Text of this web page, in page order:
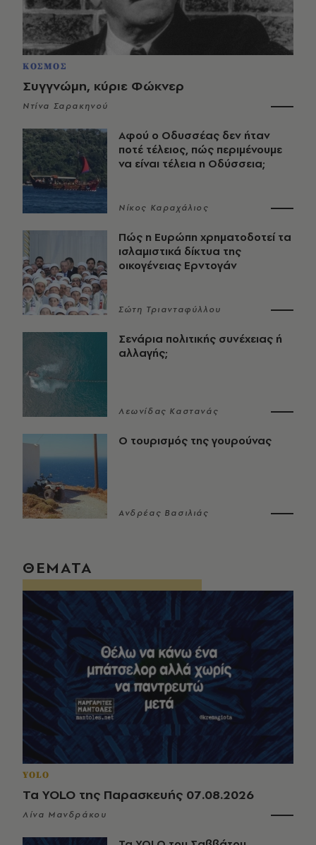
ΚΟΣΜΟΣ
Συγγνώμη, κύριε Φώκνερ
Ντίνα Σαρακηνού
Αφού ο Οδυσσέας δεν ήταν
ποτέ τέλειος, πώς περιμένουμε
να είναι τέλεια η Οδύσσεια;
Νίκος Καραχάλιος
Πώς η Ευρώπη χρηματοδοτεί τα
ισλαμιστικά δίκτυα της
οικογένειας Ερντογάν
Σώτη Τριανταφύλλου
Σενάρια πολιτικής συνέχειας ή
αλλαγής;
Λεωνίδας Καστανάς
Ο τουρισμός της γουρούνας
Ανδρέας Βασιλιάς
ΘΕΜΑΤΑ
YOLO
Τα YOLO της Παρασκευής 07.08.2026
Λίνα Μανδράκου